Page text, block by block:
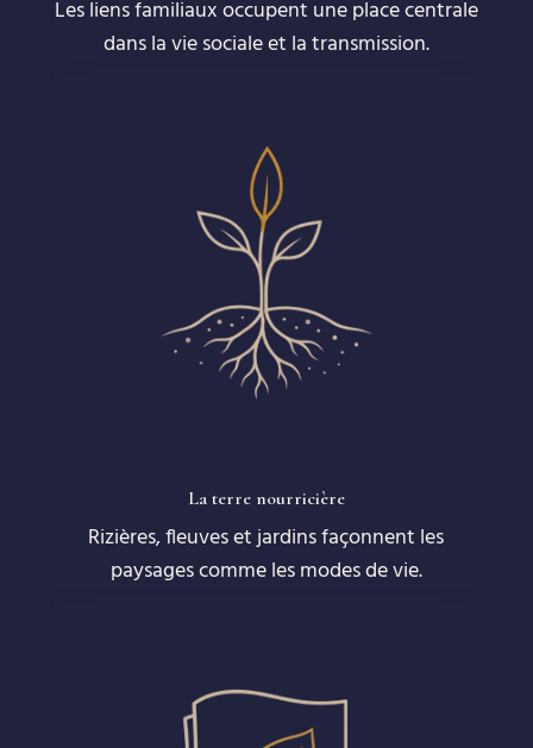
Les liens familiaux occupent une place centrale
dans la vie sociale et la transmission.
La terre nourricière
Rizières, fleuves et jardins façonnent les
paysages comme les modes de vie.